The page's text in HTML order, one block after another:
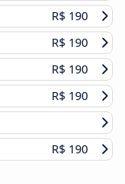
R$ 190
R$ 190
R$ 190
R$ 190
R$ 190